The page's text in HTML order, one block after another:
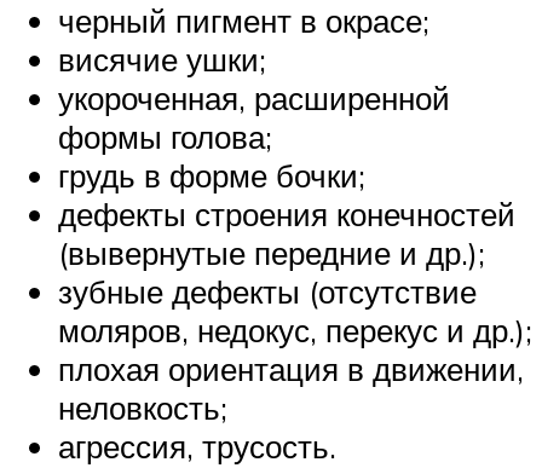
черный пигмент в окрасе;
висячие ушки;
укороченная, расширенной
формы голова;
грудь в форме бочки;
дефекты строения конечностей
(вывернутые передние и др.);
зубные дефекты (отсутствие
моляров, недокус, перекус и др.);
плохая ориентация в движении,
неловкость;
агрессия, трусость.